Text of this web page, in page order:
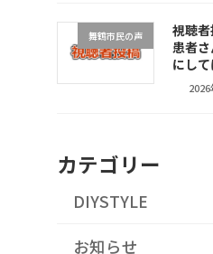
舞鶴市民の声
視聴者
患者
にし
カテゴリー
DIYSTYLE
お知らせ